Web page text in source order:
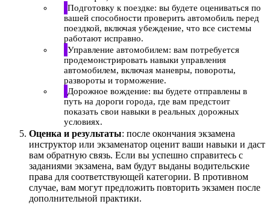
Подготовку к поездке: вы будете оцениваться по
вашей способности проверить автомобиль перед
поездкой, включая убеждение, что все системы
работают исправно.
Управление автомобилем: вам потребуется
продемонстрировать навыки управления
автомобилем, включая маневры, повороты,
развороты и торможение.
Дорожное вождение: вы будете отправлены в
путь на дороги города, где вам предстоит
показать свои навыки в реальных дорожных
условиях.
Оценка и результаты: после окончания экзамена
инструктор или экзаменатор оценит ваши навыки и даст
вам обратную связь. Если вы успешно справитесь с
заданиями экзамена, вам будут выданы водительские
права для соответствующей категории. В противном
случае, вам могут предложить повторить экзамен после
дополнительной практики.